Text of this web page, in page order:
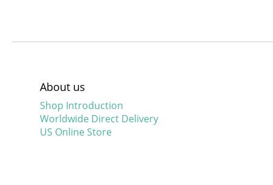
About us
Shop Introduction
Worldwide Direct Delivery
US Online Store